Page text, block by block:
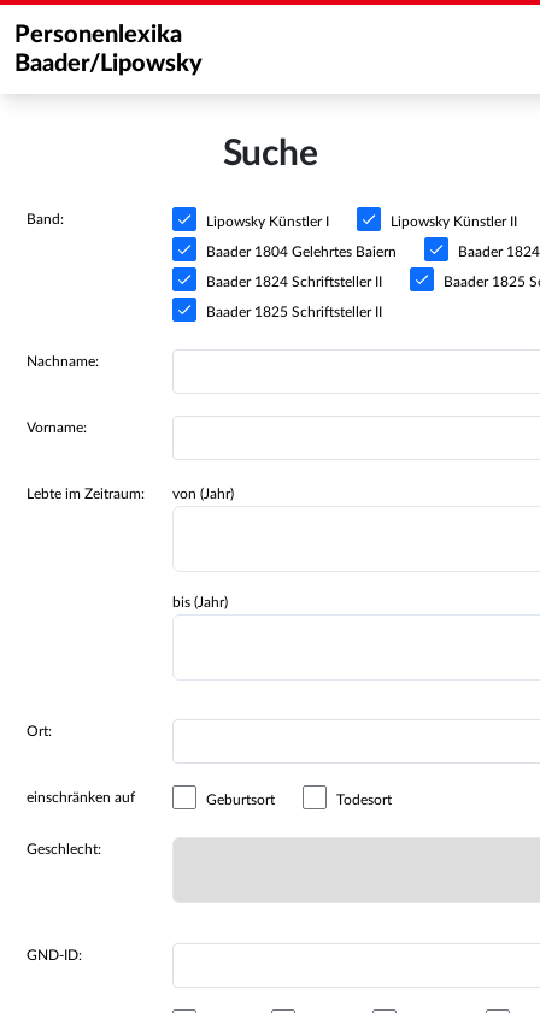
Personenlexika
Baader/Lipowsky
Suche
Band: Lipowsky Künstler I Lipowsky Künstler II
Baader 1804 Gelehrtes Baiern Baader
Baader 1824 Schriftsteller II Baader 1825
Baader 1825 Schriftsteller II
Nachname:
Vorname:
Lebte im Zeitraum: von (Jahr)
bis (Jahr)
Ort:
einschränken auf Geburtsort Todesort
Geschlecht:
GND-ID: